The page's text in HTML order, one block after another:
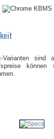
Varianten sind